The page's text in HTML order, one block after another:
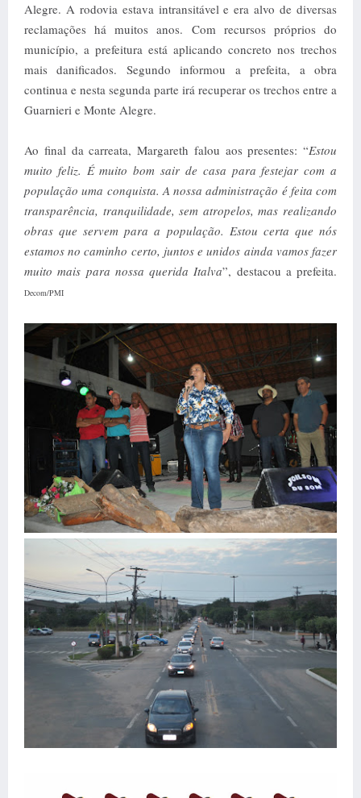
Alegre. A rodovia estava intransitável e era alvo de diversas
reclamações há muitos anos. Com recursos próprios do
município, a prefeitura está aplicando concreto nos trechos
mais danificados. Segundo informou a prefeita, a obra
continua e nesta segunda parte irá recuperar os trechos entre a
Guarnieri e Monte Alegre.
Ao final da carreata, Margareth falou aos presentes: “Estou
muito feliz. É muito bom sair de casa para festejar com a
população uma conquista. A nossa administração é feita com
transparência, tranquilidade, sem atropelos, mas realizando
obras que servem para a população. Estou certa que nós
estamos no caminho certo, juntos e unidos ainda vamos fazer
muito mais para nossa querida Italva”, destacou a prefeita.
Decom/PMI